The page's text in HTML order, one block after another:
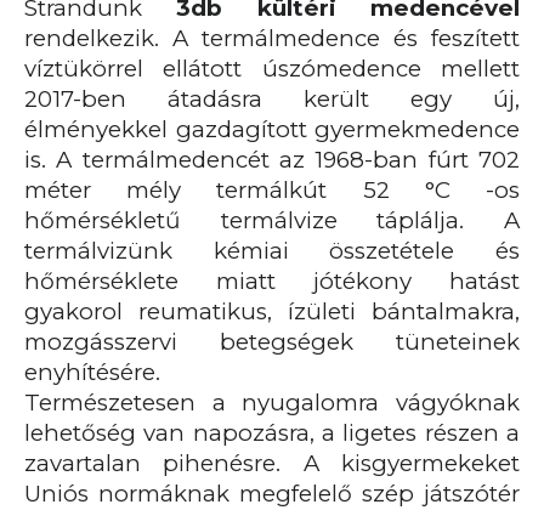
Strandunk3db kültéri medencével
rendelkezik. A termálmedence és feszített
víztükörrel ellátott úszómedence mellett
2017-ben átadásra került egy új,
élményekkel gazdagított gyermekmedence
is. A termálmedencét az 1968-ban fúrt 702
méter mély termálkút 52 °C -os
hőmérsékletű termálvize táplálja. A
termálvizünk kémiai összetétele és
hőmérséklete miatt jótékony hatást
gyakorol reumatikus, ízületi bántalmakra,
mozgásszervi betegségek tüneteinek
enyhítésére.
Természetesen a nyugalomra vágyóknak
lehetőség van napozásra, a ligetes részen a
zavartalan pihenésre. A kisgyermekeket
Uniós normáknak megfelelő szép játszótér